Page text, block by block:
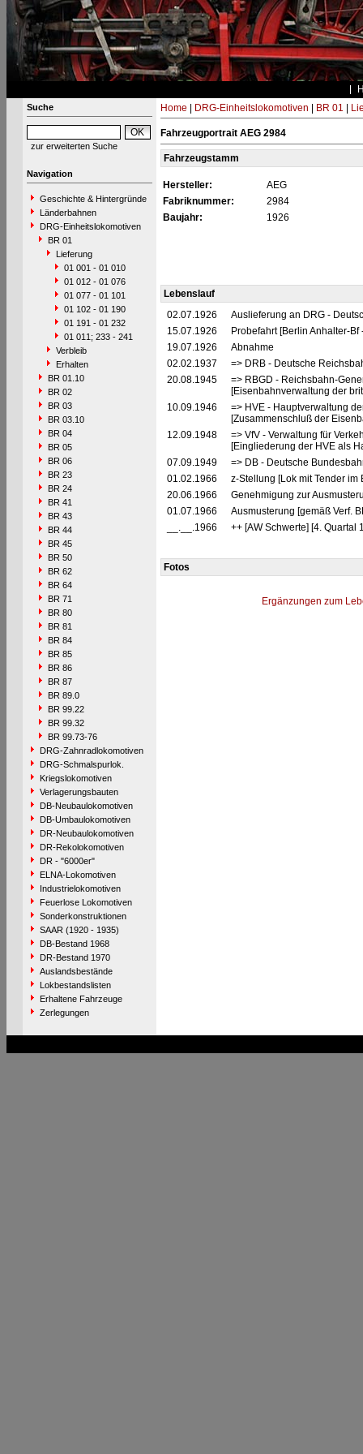
Suche
zur erweiterten Suche
Navigation
Geschichte & Hintergründe
Länderbahnen
DRG-Einheitslokomotiven
BR 01
Lieferung
01 001 - 01 010
01 012 - 01 076
01 077 - 01 101
01 102 - 01 190
01 191 - 01 232
01 011; 233 - 241
Verbleib
Erhalten
BR 01.10
BR 02
BR 03
BR 03.10
BR 04
BR 05
BR 06
BR 23
BR 24
BR 41
BR 43
BR 44
BR 45
BR 50
BR 62
BR 64
BR 71
BR 80
BR 81
BR 84
BR 85
BR 86
BR 87
BR 89.0
BR 99.22
BR 99.32
BR 99.73-76
DRG-Zahnradlokomotiven
DRG-Schmalspurlok.
Kriegslokomotiven
Verlagerungsbauten
DB-Neubaulokomotiven
DB-Umbaulokomotiven
DR-Neubaulokomotiven
DR-Rekolokomotiven
DR - "6000er"
ELNA-Lokomotiven
Industrielokomotiven
Feuerlose Lokomotiven
Sonderkonstruktionen
SAAR (1920 - 1935)
DB-Bestand 1968
DR-Bestand 1970
Auslandsbestände
Lokbestandslisten
Erhaltene Fahrzeuge
Zerlegungen
Home DRG-Einheitslokomotiven BR 01
Fahrzeugportrait AEG 2984
Fahrzeugstamm
Hersteller:
AEG
Fabriknummer:
2984
Baujahr:
1926
Lebenslauf
02.07.1926
Auslieferung an DRG -
15.07.1926
Probefahrt [Berlin Anhalter-
19.07.1926
Abnahme
02.02.1937
=> DRB - Deutsche
20.08.1945
=> RBGD - Reichsbahn-
[Eisenbahnverwaltung der
10.09.1946
=> HVE - Hauptverwaltung
[Zusammenschluß der
12.09.1948
=> VfV - Verwaltung für
[Eingliederung der HVE als
07.09.1949
=> DB - Deutsche
01.02.1966
z-Stellung [Lok mit Tender im
20.06.1966
Genehmigung zur
01.07.1966
Ausmusterung [gemäß Verf.
__.__.1966
++ [AW Schwerte] [4. Quartal
Fotos
Ergänzungen zum